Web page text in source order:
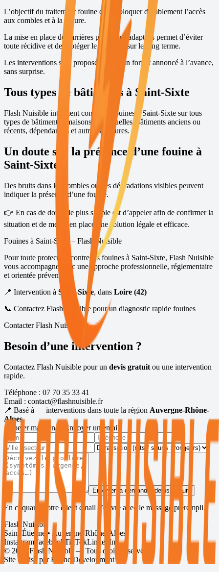
L’objectif du traitement fouine est de bloquer durablement l’accès
aux combles et à la toiture.
La mise en place de barrières physiques adaptées permet d’éviter
toute récidive et de protéger le bâtiment sur le long terme.
Les interventions sont proposées avec un forfait annoncé à l’avance,
sans surprise.
Tous types de bâtiments à Saint-Sixte
Flash Nuisible intervient contre les fouines àSaint-Sixte sur tous
types de bâtiments : maisons individuelles, bâtiments anciens ou
récents, dépendances et autres structures.
Un doute sur la présence d’une fouine à
Saint-Sixte
Des bruits dans les combles ou des dégradations visibles peuvent
indiquer la présence d’une fouine.
👉 En cas de doute, le plus simple est d’appeler afin de confirmer la
situation et de mettre en place une solution légale et efficace.
Fouines à Saint-Sixte – Flash Nuisible
Pour toute protection contre les fouines à Saint-Sixte, Flash Nuisible
vous accompagne avec une approche professionnelle, réglementaire
et orientée prévention.
📍 Intervention à Saint-Sixte, dans Loire (42)
📞 Contactez Flash Nuisible pour un diagnostic rapide fouines
Contacter Flash Nuisible
Besoin d’une intervention ?
Contactez Flash Nuisible pour un devis gratuit ou une intervention
rapide.
Téléphone : 07 70 35 33 41
Email : contact@flashnuisible.fr
📍 Basé à — interventions dans toute la région Auvergne-Rhône-
Alpes.
Appeler maintenant
Envoyer un email
Envoyer la demande (devis gratuit)
En cliquant, votre client email s’ouvre avec le message prérempli.
Flash Nuisible
Saint-Étienne • Auvergne-Rhône-Alpes
Instagram Facebook TikTokLinkedIn
© 2026
Flash Nuisible — Tous droits réservés.
Site réalisé par Roche Development